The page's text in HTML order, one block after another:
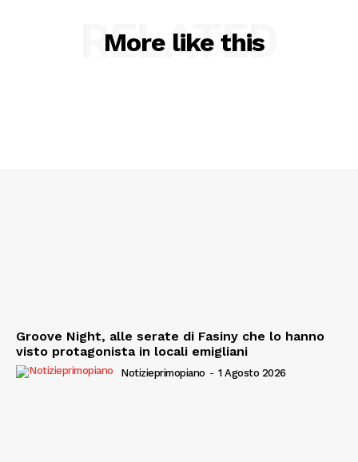
More like this
RELATED
Groove Night, alle serate di Fasiny che lo hanno
visto protagonista in locali emigliani
Notizieprimopiano - 1 Agosto 2026